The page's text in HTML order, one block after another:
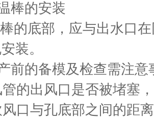
棒的安装
的底部，应与出水口
装。
前的备模及检查需注意
管的出风口是否被堵塞
风口与孔底部之间的距